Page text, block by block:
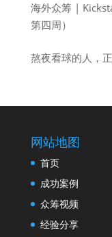
海外众筹 |
第四周）
熬夜看球的人，
网站地图
首页
成功案例
众筹视频
经验分享